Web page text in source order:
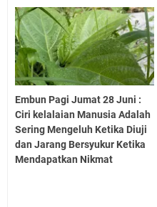
Embun Pagi Jumat 28 Juni :
Ciri kelalaian Manusia Adalah
Sering Mengeluh Ketika Diuji
dan Jarang Bersyukur Ketika
Mendapatkan Nikmat